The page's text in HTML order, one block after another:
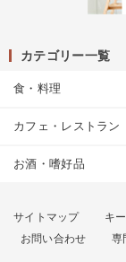
カテゴリー一覧
食・料理
カフェ・レストラン
お酒・嗜好品
サイトマップ キ
お問い合わせ
専